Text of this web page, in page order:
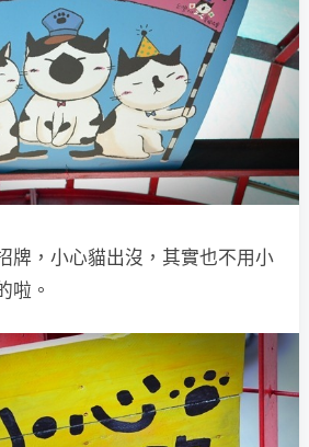
牌，小心貓出沒，其實也不用小
啦。